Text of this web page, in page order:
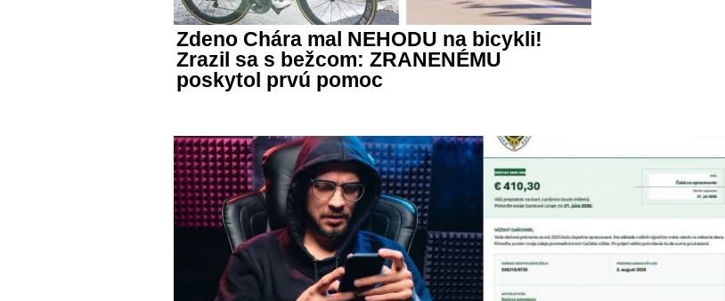
Zdeno Chára mal NEHODU na bicykli!
Zrazil sa s bežcom: ZRANENÉMU
poskytol prvú pomoc